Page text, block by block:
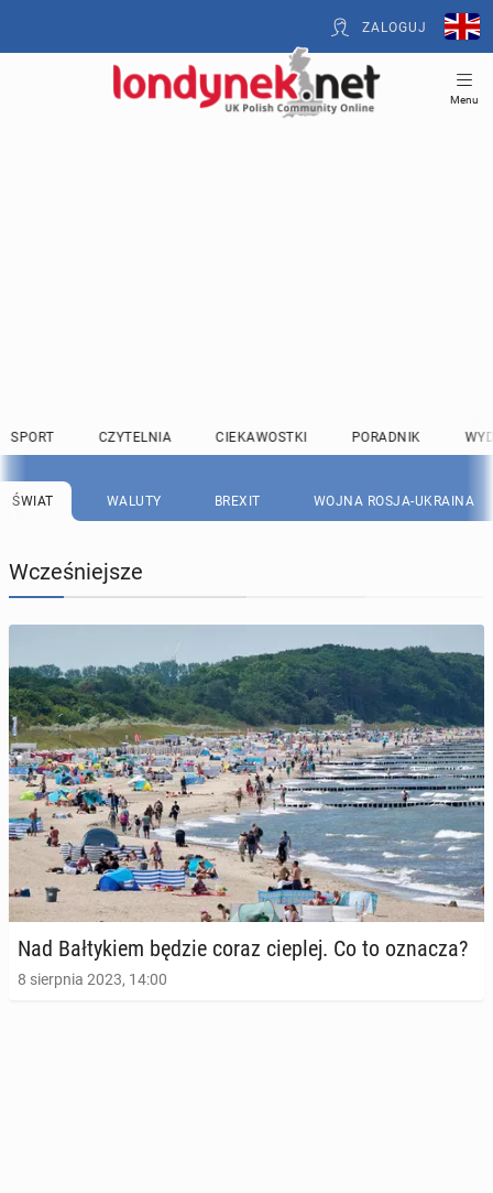
ZALOGUJ
Menu
SPORT CZYTELNIA CIEKAWOSTKI PORADNIK
ŚWIAT WALUTY BREXIT WOJNA ROSJA-UKRAINA
Wcześniejsze
Nad Bał­ty­kiem będzie coraz cieplej. Co to oznacza?
8 sierpnia 2023, 14:00